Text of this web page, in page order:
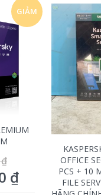
GIẢM
₫
₫
OFFICE
PCS + 10
FILE